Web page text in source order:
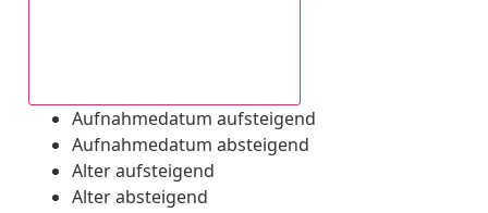
Aufnahmedatum aufsteigend
Aufnahmedatum absteigend
Alter aufsteigend
Alter absteigend